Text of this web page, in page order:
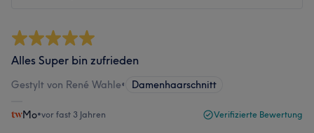
Alles Super bin zufrieden
Gestylt von René Wahle• Damenhaarschnitt
Mo•vor fast 3 Jahren Verifizierte Bewertung